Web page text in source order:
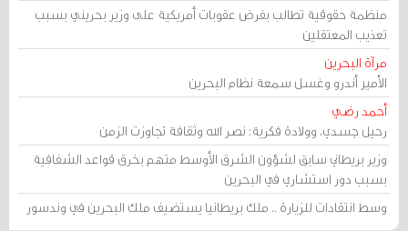
منظمة حقوقية تطالب بفرض عقوبات أمريكية على وزير بحريني بسبب
تعذيب المعتقلين
مرآة البحرين
الأمير أندرو وغسل سمعة نظام البحرين
أحمد رضي
رحيل جسدي، وولادة فكرية: نصر الله وثقافة تجاوزت الزمن
وزير بريطاني سابق لشؤون الشرق الأوسط متهم بخرق قواعد الشفافية
بسبب دور استشاري في البحرين
وسط انتقادات للزيارة .. ملك بريطانيا يستضيف ملك البحرين في وندسور